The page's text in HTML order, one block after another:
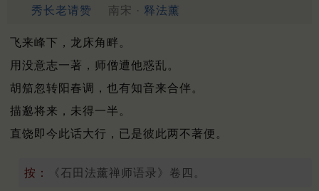
秀长老请赞 南宋 · 释法薰
飞来峰下，龙床角畔。
用没意志一著，师僧遭他惑乱。
胡笳忽转阳春调，也有知音来合伴。
描邈将来，未得一半。
直饶即今此话大行，已是彼此两不著便。
按： 《石田法薰禅师语录》卷四。